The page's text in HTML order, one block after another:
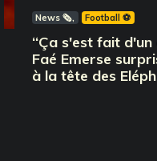
News 🗞️ Football ⚽️
‘‘Ça s'est fait
Faé Emerse
à la tête des